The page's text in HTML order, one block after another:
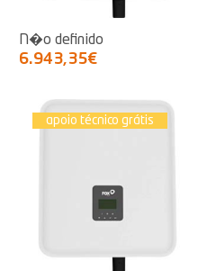
N�o definido
6.943,35€
apoio técnico grátis